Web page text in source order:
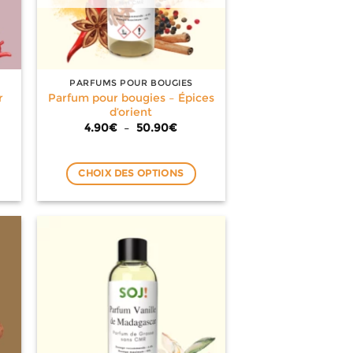
PARFUMS POUR BOUGIES
Parfum pour bougies – Épices
d’orient
4.90€ – 50.90€Plage
4.90€
à
50.90€
CHOIX DES OPTIONS
variations.
Les
options
peuvent
être